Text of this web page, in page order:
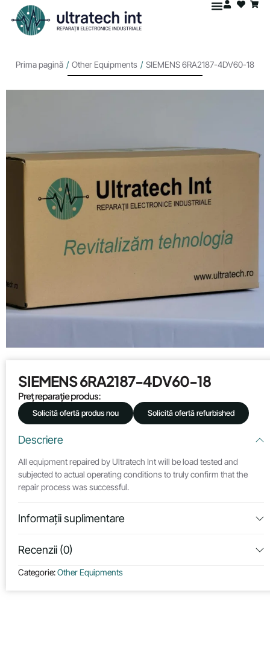
Prima pagină / Other Equipments / SIEMENS 6RA2187-4DV60-18
SIEMENS 6RA2187-4DV60-18
Preț reparație produs:
Solicită ofertă produs nou Solicită ofertă refurbished
Descriere
All equipment repaired by Ultratech Int will be load tested and
subjected to actual operating conditions to truly confirm that the
repair process was successful.
Informații suplimentare
Recenzii (0)
Categorie:Other Equipments